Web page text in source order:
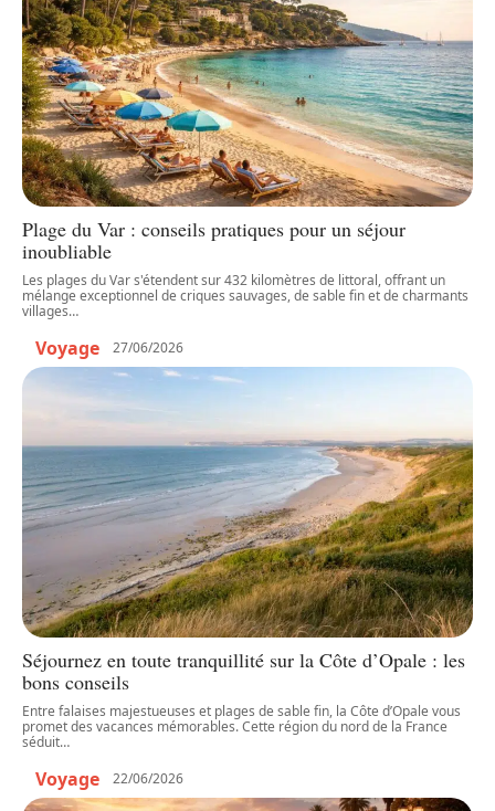
Plage du Var : conseils pratiques pour un séjour
inoubliable
Les plages du Var s'étendent sur 432 kilomètres de littoral, offrant un
mélange exceptionnel de criques sauvages, de sable fin et de charmants
villages…
Voyage 27/06/2026
Séjournez en toute tranquillité sur la Côte d’Opale : les
bons conseils
Entre falaises majestueuses et plages de sable fin, la Côte d’Opale vous
promet des vacances mémorables. Cette région du nord de la France
séduit…
Voyage 22/06/2026